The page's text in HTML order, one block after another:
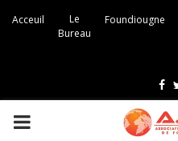
Acceuil
Le
Bureau
Foundiougne
F
a
c
P